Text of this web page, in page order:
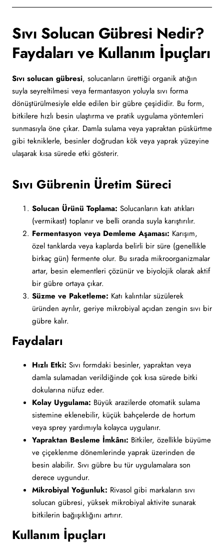
Sıvı Solucan Gübresi Nedir?
Faydaları ve Kullanım İpuçları
Sıvı solucan gübresi, solucanların ürettiği organik atığın
suyla seyreltilmesi veya fermantasyon yoluyla sıvı forma
dönüştürülmesiyle elde edilen bir gübre çeşididir. Bu form,
bitkilere hızlı besin ulaştırma ve pratik uygulama yöntemleri
sunmasıyla öne çıkar. Damla sulama veya yapraktan püskürtme
gibi tekniklerle, besinler doğrudan kök veya yaprak yüzeyine
ulaşarak kısa sürede etki gösterir.
Sıvı Gübrenin Üretim Süreci
Solucan Ürünü Toplama: Solucanların katı atıkları
(vermikast) toplanır ve belli oranda suyla karıştırılır.
Fermentasyon veya Demleme Aşaması: Karışım,
özel tanklarda veya kaplarda belirli bir süre (genellikle
birkaç gün) fermente olur. Bu sırada mikroorganizmalar
artar, besin elementleri çözünür ve biyolojik olarak aktif
bir gübre ortaya çıkar.
Süzme ve Paketleme: Katı kalıntılar süzülerek
üründen ayrılır, geriye mikrobiyal açıdan zengin sıvı bir
gübre kalır.
Faydaları
Hızlı Etki: Sıvı formdaki besinler, yapraktan veya
damla sulamadan verildiğinde çok kısa sürede bitki
dokularına nüfuz eder.
Kolay Uygulama: Büyük arazilerde otomatik sulama
sistemine eklenebilir, küçük bahçelerde de hortum
veya sprey yardımıyla kolayca uygulanır.
Yapraktan Besleme İmkânı: Bitkiler, özellikle büyüme
ve çiçeklenme dönemlerinde yaprak üzerinden de
besin alabilir. Sıvı gübre bu tür uygulamalara son
derece uygundur.
Mikrobiyal Yoğunluk: Rivasol gibi markaların sıvı
solucan gübresi, yüksek mikrobiyal aktivite sunarak
bitkilerin bağışıklığını artırır.
Kullanım İpuçları